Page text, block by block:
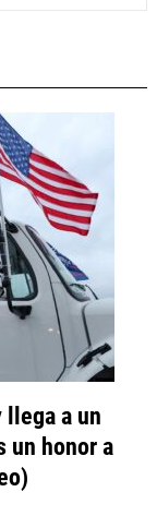
llega a un
un honor a